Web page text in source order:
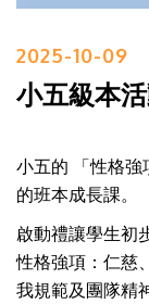
2025-10-09
小五級本
小五的 「性格強
的班本成長課。
啟動禮讓學生初
性格強項：仁慈
我規範及團隊精